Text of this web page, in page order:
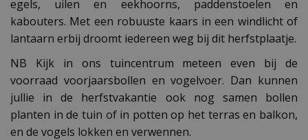
egels, uilen en eekhoorns, paddenstoelen en
kabouters. Met een robuuste kaars in een windlicht of
lantaarn erbij droomt iedereen weg bij dit herfstplaatje.
NB Kijk in ons tuincentrum meteen even bij de
voorraad voorjaarsbollen en vogelvoer. Dan kunnen
jullie in de herfstvakantie ook nog samen bollen
planten in de tuin of in potten op het terras en balkon,
en de vogels lokken en verwennen.